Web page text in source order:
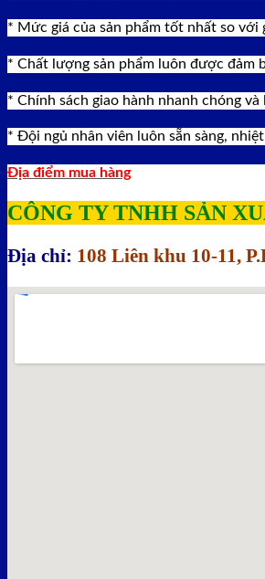
* Mức giá của sản phẩm tốt nhất so
* Chất lượng sản phẩm luôn được đảm
* Chính sách giao hành nhanh chóng
* Đội ngủ nhân viên luôn sẵn sàng,
Địa điểm mua hàng
CÔNG TY TNHH SẢN
Địa chỉ: 108 Liên khu 10-11,